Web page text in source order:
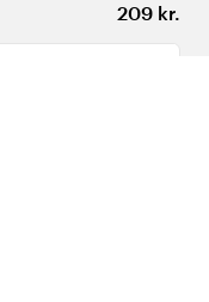
209 kr.